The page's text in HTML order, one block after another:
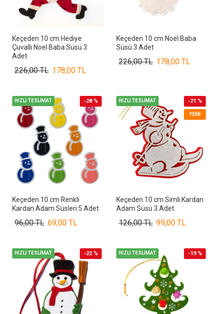
Keçeden 10 cm Hediye
Çuvallı Noel Baba Süsü 3
Adet
178,00 TL
226,00 TL
Keçeden 10 cm Noel Baba
Süsü 3 Adet
178,00 TL
226,00 TL
HIZLI TESLİMAT -28 %
Keçeden 10 cm Renkli
Kardan Adam Süsleri 5 Adet
69,00 TL
96,00 TL
HIZLI TESLİMAT
YENI
-21 %
Keçeden 10 cm Simli Kardan
Adam Süsü 3 Adet
99,00 TL
126,00 TL
HIZLI TESLİMAT -22 % HIZLI TESLİMAT -19 %